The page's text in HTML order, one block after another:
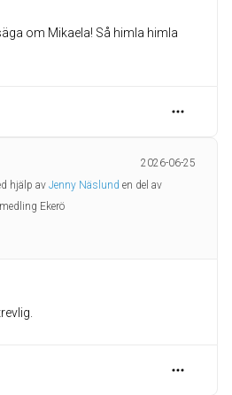
om Mikaela! Så himla himla
2026-06-25
hjälp av Jenny Näslund en del av
Ekerö